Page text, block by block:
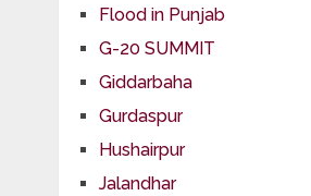
Flood in Punjab
G-20 SUMMIT
Giddarbaha
Gurdaspur
Hushairpur
Jalandhar